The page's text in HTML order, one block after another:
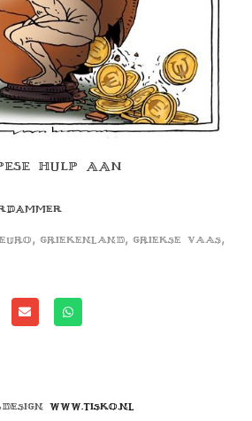
HULP AAN
euro, griekenland, griekse vaas,
www.tisko.nl